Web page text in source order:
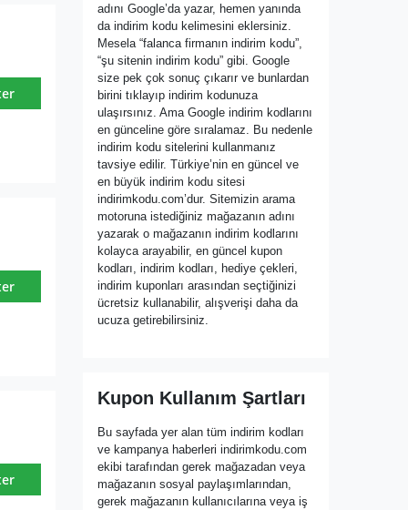
adını Google’da yazar, hemen yanında
da indirim kodu kelimesini eklersiniz.
Mesela “falanca firmanın indirim kodu”,
“şu sitenin indirim kodu” gibi. Google
size pek çok sonuç çıkarır ve bunlardan
birini tıklayıp indirim kodunuza
ulaşırsınız. Ama Google indirim kodlarını
en günceline göre sıralamaz. Bu nedenle
indirim kodu sitelerini kullanmanız
tavsiye edilir. Türkiye’nin en güncel ve
en büyük indirim kodu sitesi
indirimkodu.com’dur. Sitemizin arama
motoruna istediğiniz mağazanın adını
yazarak o mağazanın indirim kodlarını
kolayca arayabilir, en güncel kupon
kodları, indirim kodları, hediye çekleri,
indirim kuponları arasından seçtiğinizi
ücretsiz kullanabilir, alışverişi daha da
ucuza getirebilirsiniz.
Kupon Kullanım Şartları
Bu sayfada yer alan tüm indirim kodları
ve kampanya haberleri indirimkodu.com
ekibi tarafından gerek mağazadan veya
mağazanın sosyal paylaşımlarından,
gerek mağazanın kullanıcılarına veya iş